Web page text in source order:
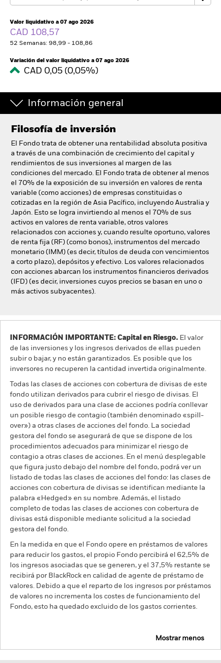
España
BlackRock
iShares
Nuestra compañía
Valor liquidativo a 07 ago 2026
CAD 108,57
52 Semanas: 98,99 - 108,86
Variación del valor liquidativo a 07 ago 2026
CAD 0,05 (0,05%)
Información general
Filosofía de inversión
El Fondo trata de obtener una rentabilidad absoluta positiva
a través de una combinación de crecimiento del capital y
rendimientos de sus inversiones al margen de las
condiciones del mercado. El Fondo trata de obtener al menos
el 70% de la exposición de su inversión en valores de renta
variable (como acciones) de empresas constituidas o
cotizadas en la región de Asia Pacífico, incluyendo Australia y
Japón. Esto se logra invirtiendo al menos el 70% de sus
activos en valores de renta variable, otros valores
relacionados con acciones y, cuando resulte oportuno, valores
de renta fija (RF) (como bonos), instrumentos del mercado
monetario (IMM) (es decir, títulos de deuda con vencimientos
a corto plazo), depósitos y efectivo. Los valores relacionados
con acciones abarcan los instrumentos financieros derivados
(IFD) (es decir, inversiones cuyos precios se basan en uno o
más activos subyacentes).
INFORMACIÓN IMPORTANTE: Capital en Riesgo. El valor
de las inversiones y los ingresos derivados de ellas pueden
subir o bajar, y no están garantizados. Es posible que los
inversores no recuperen la cantidad invertida originalmente.
Todas las clases de acciones con cobertura de divisas de este
fondo utilizan derivados para cubrir el riesgo de divisas. El
uso de derivados para una clase de acciones podría conllevar
un posible riesgo de contagio (también denominado «spill-
over») a otras clases de acciones del fondo. La sociedad
gestora del fondo se asegurará de que se dispone de los
procedimientos adecuados para minimizar el riesgo de
contagio a otras clases de acciones. En el menú desplegable
que figura justo debajo del nombre del fondo, podrá ver un
listado de todas las clases de acciones del fondo: las clases de
acciones con cobertura de divisas se identifican mediante la
palabra «Hedged» en su nombre. Además, el listado
completo de todas las clases de acciones con cobertura de
divisas está disponible mediante solicitud a la sociedad
gestora del fondo.
En la medida en que el Fondo opere en préstamos de valores
para reducir los gastos, el propio Fondo percibirá el 62,5% de
los ingresos asociadas que se generen, y el 37,5% restante se
recibirá por BlackRock en calidad de agente de préstamo de
valores. Debido a que el reparto de los ingresos por préstamos
de valores no incrementa los costes de funcionamiento del
Fondo, esto ha quedado excluido de los gastos corrientes.
Mostrar menos